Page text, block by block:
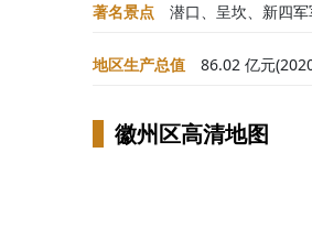
著名景点 潜口、呈坎、新四
地区生产总值 86.02 亿元
徽州区高清地图